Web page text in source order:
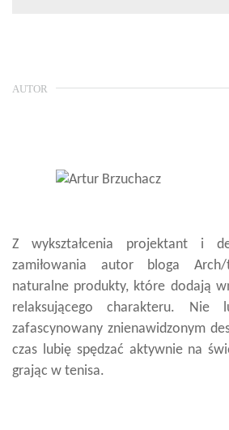
AUTOR
Z wykształcenia projektant i
zamiłowania autor bloga
naturalne produkty, które dodają
relaksującego charakteru. Nie
zafascynowany znienawidzonym
czas lubię spędzać aktywnie na
grając w tenisa.